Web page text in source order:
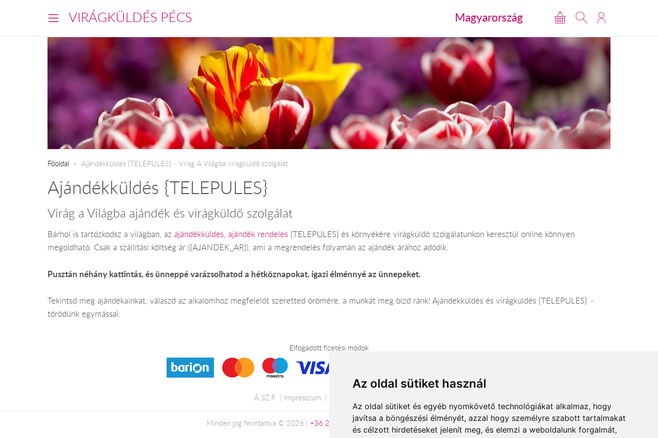
Az oldal sütiket használ
Az oldal sütiket és egyéb nyomkövető technológiákat alkalmaz, hogy
javítsa a böngészési élményét, azzal hogy személyre szabott tartalmakat
és célzott hirdetéseket jelenít meg, és elemzi a weboldalunk forgalmát,
VIRÁGKÜLDÉS PÉCS Magyarország
Főoldal ​Ajándékküldés {TELEPULES} – Virág A Világba virágküldő szolgálat
Ajándékküldés {TELEPULES}
Virág a Világba ajándék és virágküldő szolgálat
Bárhol is tartózkodsz a világban, az ajándékküldés, ajándék rendelés {TELEPULES} és környékére virágküldő szolgálatunkon keresztül online könnyen
megoldható. Csak a szállítási költség ár ({AJANDEK_AR}), ami a megrendelés folyamán az ajándék árához adódik.
Pusztán néhány kattintás, és ünneppé varázsolhatod a hétköznapokat, igazi élménnyé az ünnepeket.
Tekintsd meg ajándékainkat, válaszd az alkalomhoz megfelelőt szeretted örömére, a munkát meg bízd ránk! Ajándékküldés és virágküldés {TELEPULES} –
törődünk egymással:
Elfogadott fizetési módok
Á.SZ.F. Impresszum
Minden jog fenntartva © 2026 | +36 20 488-8362| www.viragkuldespecs.hu